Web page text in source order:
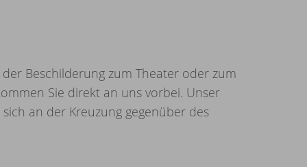
der Beschilderung zum Theater oder zum
Sie direkt an uns vorbei. Unser
an der Kreuzung gegenüber des